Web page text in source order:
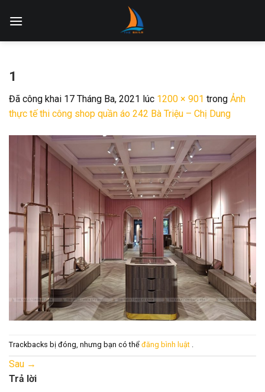
1
Đã công khai 17 Tháng Ba, 2021 lúc 1200 × 901 trong Ảnh
thực tế thi công shop quần áo 242 Bà Triệu – Chị Dung
Trackbacks bị đóng, nhưng bạn có thể đăng bình luật .
Sau →
Trả lời